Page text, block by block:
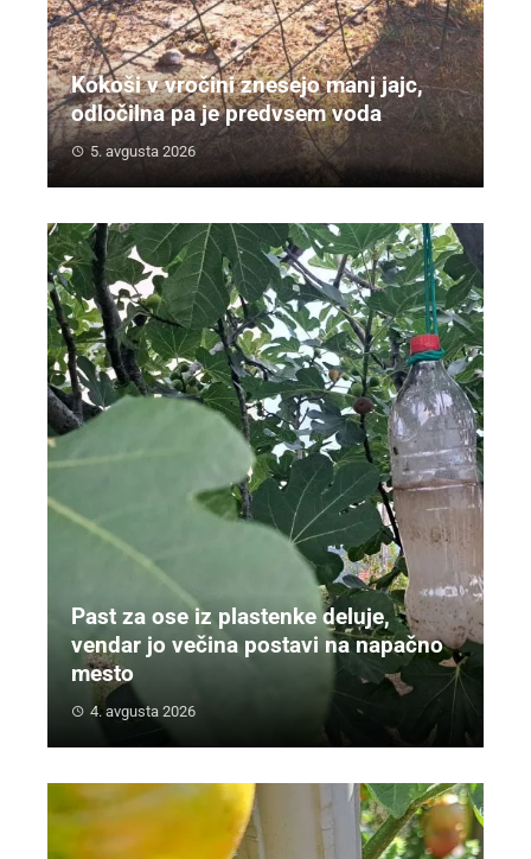
Kokoši v vročini znesejo manj jajc,
odločilna pa je predvsem voda
5. avgusta 2026
Past za ose iz plastenke deluje,
vendar jo večina postavi na napačno
mesto
4. avgusta 2026